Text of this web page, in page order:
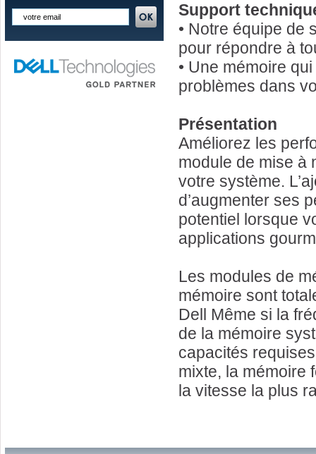
Support
• Notre équipe de
pour répondre à
• Une mémoire
problèmes dans
Présentation
Améliorez les
module de mise à
votre système.
d’augmenter ses
potentiel lorsque
applications
Les modules de
mémoire sont
Dell Même si la
de la mémoire
capacités
mixte, la mémoire
la vitesse la plus